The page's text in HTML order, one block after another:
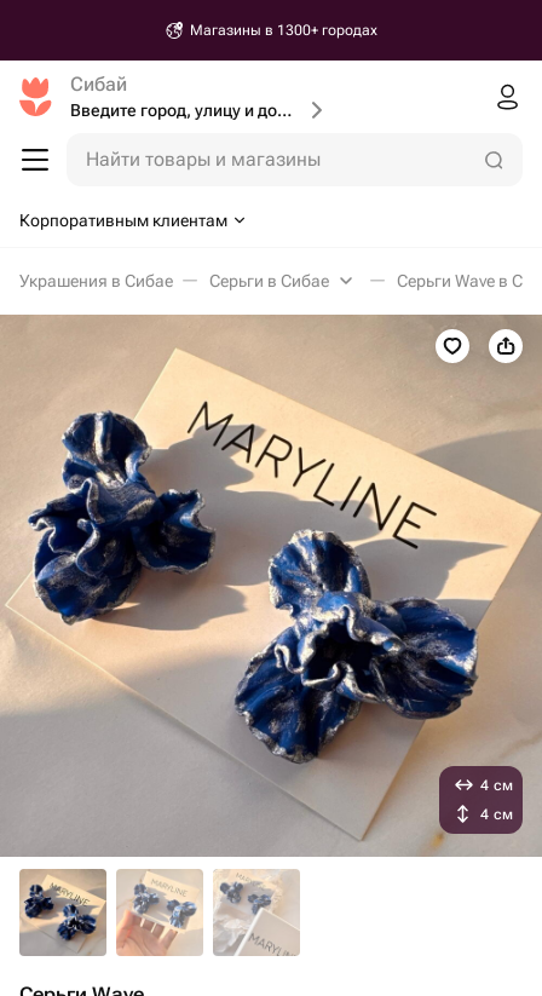
Магазины в 1300+ городах
Сибай
Введите город, улицу и дом доставки
Найти товары и магазины
Корпоративным клиентам
Украшения в Сибае Серьги в Сибае Серьги Wave в
4 см
4 см